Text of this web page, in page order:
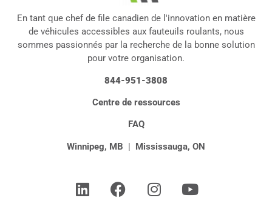
En tant que chef de file canadien de l'innovation en matière
de véhicules accessibles aux fauteuils roulants, nous
sommes passionnés par la recherche de la bonne solution
pour votre organisation.
844-951-3808
Centre de ressources
FAQ
Winnipeg, MB | Mississauga, ON